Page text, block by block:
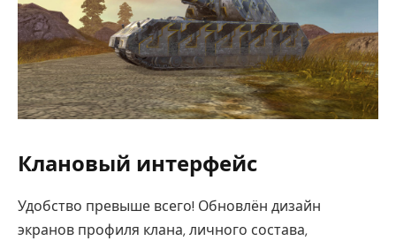
Клановый интерфейс
Удобство превыше всего! Обновлён дизайн
экранов профиля клана, личного состава,